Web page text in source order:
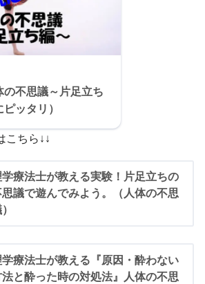
不思議～片足立ち
ッタリ）
こちら↓↓
学療法士が教える実験！片足立ちの
思議で遊んでみよう。（人体の不思
学療法士が教える『原因・酔わない
法と酔った時の対処法』人体の不思